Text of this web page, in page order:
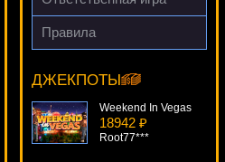
Правила
ДЖЕКПОТЫ
Faust
DenisVS***
Weekend In Vegas
18942 ₽
Root77***